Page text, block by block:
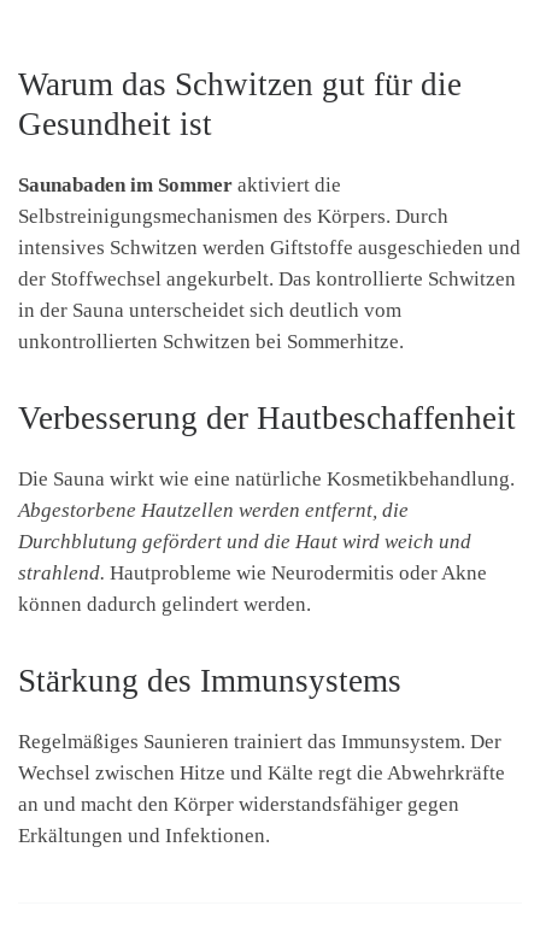
Warum das Schwitzen gut für die
Gesundheit ist
Saunabaden im Sommer aktiviert die
Selbstreinigungsmechanismen des Körpers. Durch
intensives Schwitzen werden Giftstoffe ausgeschieden und
der Stoffwechsel angekurbelt. Das kontrollierte Schwitzen
in der Sauna unterscheidet sich deutlich vom
unkontrollierten Schwitzen bei Sommerhitze.
Verbesserung der Hautbeschaffenheit
Die Sauna wirkt wie eine natürliche Kosmetikbehandlung.
Abgestorbene Hautzellen werden entfernt, die
Durchblutung gefördert und die Haut wird weich und
strahlend. Hautprobleme wie Neurodermitis oder Akne
können dadurch gelindert werden.
Stärkung des Immunsystems
Regelmäßiges Saunieren trainiert das Immunsystem. Der
Wechsel zwischen Hitze und Kälte regt die Abwehrkräfte
an und macht den Körper widerstandsfähiger gegen
Erkältungen und Infektionen.